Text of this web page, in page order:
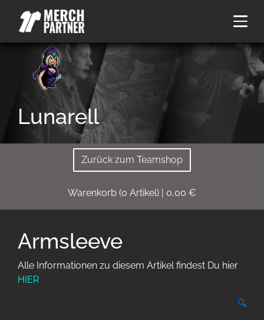
Lunarell
Zurück zum Teamshop
Warenkorb (0 Artikel) | 0,00 €
Armsleeve
Alle Informationen zu diesem Artikel findest Du hier
HIER
🔍